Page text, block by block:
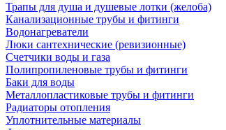
Трапы для душа и душевые лотки (желоба)
Канализационные трубы и фитинги
Водонагреватели
Люки сантехнические (ревизионные)
Счетчики воды и газа
Полипропиленовые трубы и фитинги
Баки для воды
Металлопластиковые трубы и фитинги
Радиаторы отопления
Уплотнительные материалы